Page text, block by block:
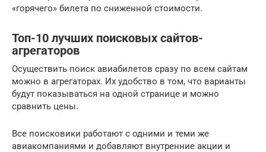
«горячего» билета по сниженной стоимости.
Топ-10 лучших поисковых сайтов-
агрегаторов
Осуществить поиск авиабилетов сразу по всем сайтам
можно в агрегаторах. Их удобство в том, что варианты
будут показываться на одной странице и можно
сравнить цены.
Все поисковики работают с одними и теми же
авиакомпаниями и добавляют внутренние акции и